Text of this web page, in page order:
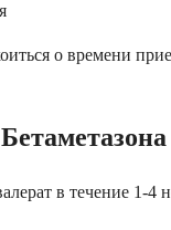
о времени
в течение 1-